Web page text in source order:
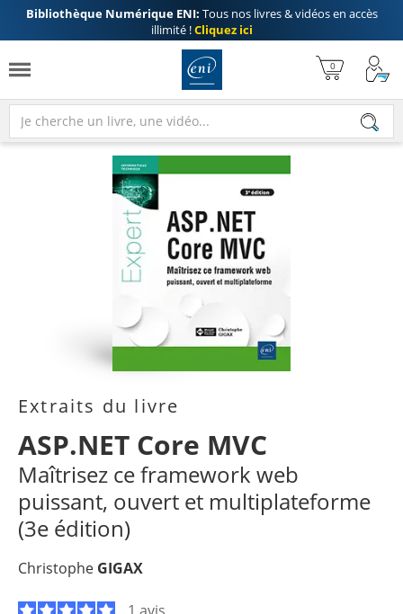
Bibliothèque Numérique ENI: Tous nos livres & vidéos en accès
illimité !Cliquez ici
Extraits du livre
ASP.NET Core MVC
Maîtrisez ce framework web
puissant, ouvert et multiplateforme
(3e édition)
Christophe GIGAX